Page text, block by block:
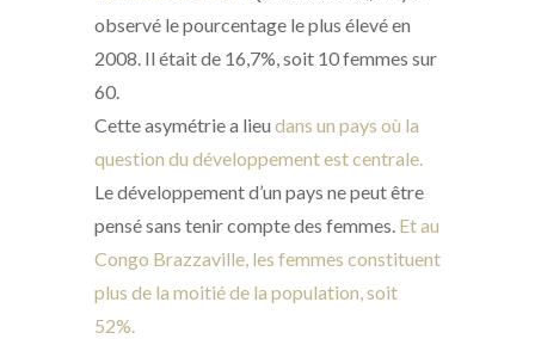
observé le pourcentage le plus élevé en
2008. Il était de 16,7%, soit 10 femmes sur
60.
Cette asymétrie a lieu dans un pays où la
question du développement est centrale.
Le développement d’un pays ne peut être
pensé sans tenir compte des femmes. Et au
Congo Brazzaville, les femmes constituent
plus de la moitié de la population, soit
52%.